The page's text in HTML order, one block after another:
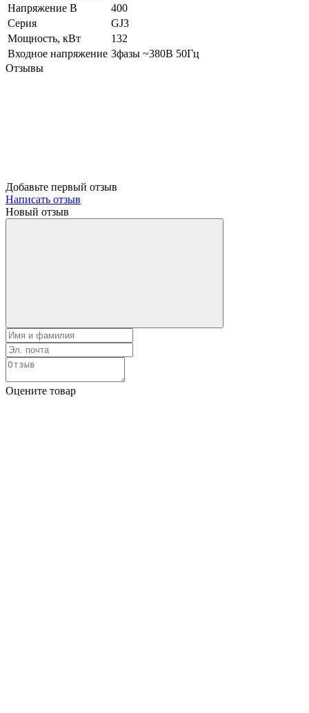
Напряжение В
400
Серия
GJ3
Мощность, кВт
132
Входное напряжение 3фазы ~380В 50Гц
Отзывы
Добавьте первый отзыв
Написать отзыв
Новый отзыв
Оцените товар